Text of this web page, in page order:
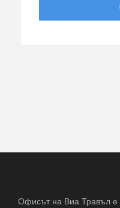
Офисът на Виа Травъл е